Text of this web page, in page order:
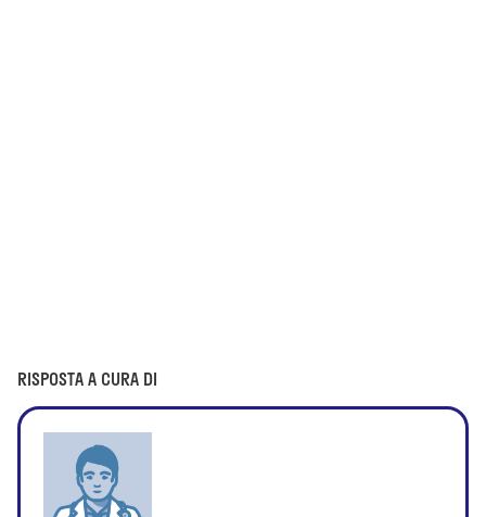
RISPOSTA A CURA DI